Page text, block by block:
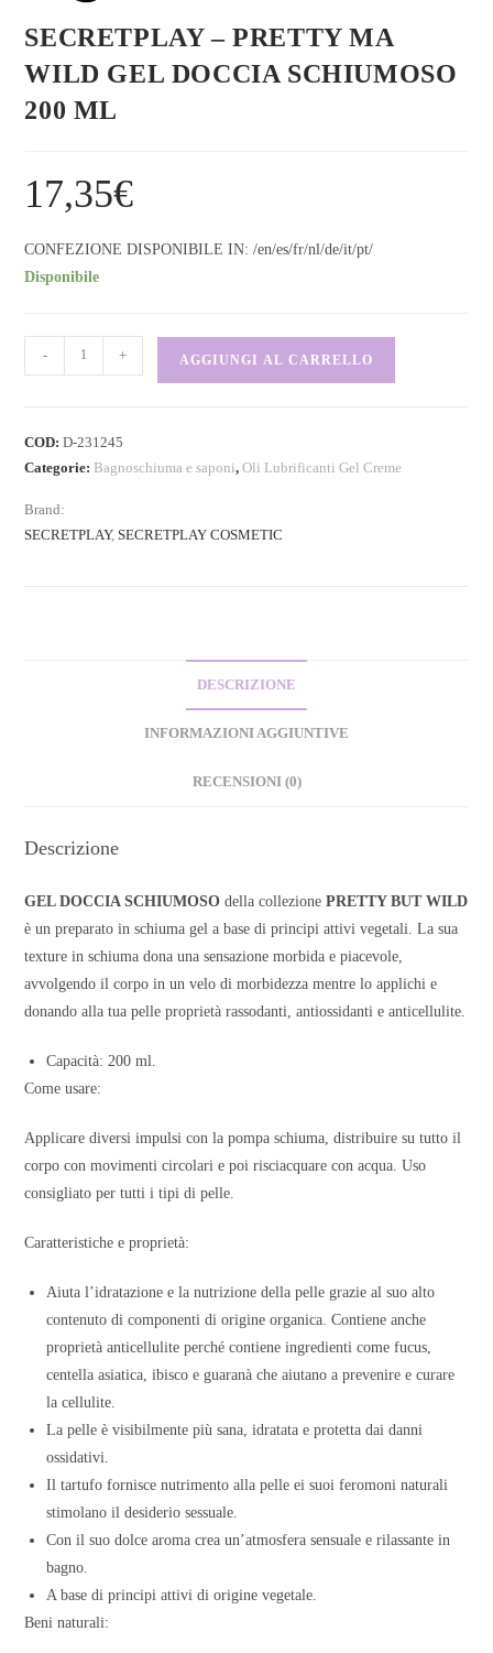
SECRETPLAY – PRETTY MA
WILD GEL DOCCIA SCHIUMOSO
200 ML
17,35€
CONFEZIONE DISPONIBILE IN: /en/es/fr/nl/de/it/pt/
Disponibile
- + AGGIUNGI AL CARRELLO
COD:D-231245
Categorie: Bagnoschiuma e saponi,Oli Lubrificanti Gel Creme
Brand:
SECRETPLAY,SECRETPLAY COSMETIC
DESCRIZIONE
INFORMAZIONI AGGIUNTIVE
RECENSIONI (0)
Descrizione
GEL DOCCIA SCHIUMOSO della collezionePRETTY BUT WILD
è un preparato in schiuma gel a base di principi attivi vegetali. La sua
texture in schiuma dona una sensazione morbida e piacevole,
avvolgendo il corpo in un velo di morbidezza mentre lo applichi e
donando alla tua pelle proprietà rassodanti, antiossidanti e anticellulite.
Capacità: 200 ml.
Come usare:
Applicare diversi impulsi con la pompa schiuma, distribuire su tutto il
corpo con movimenti circolari e poi risciacquare con acqua. Uso
consigliato per tutti i tipi di pelle.
Caratteristiche e proprietà:
Aiuta l’idratazione e la nutrizione della pelle grazie al suo alto
contenuto di componenti di origine organica. Contiene anche
proprietà anticellulite perché contiene ingredienti come fucus,
centella asiatica, ibisco e guaranà che aiutano a prevenire e curare
la cellulite.
La pelle è visibilmente più sana, idratata e protetta dai danni
ossidativi.
Il tartufo fornisce nutrimento alla pelle ei suoi feromoni naturali
stimolano il desiderio sessuale.
Con il suo dolce aroma crea un’atmosfera sensuale e rilassante in
bagno.
A base di principi attivi di origine vegetale.
Beni naturali: